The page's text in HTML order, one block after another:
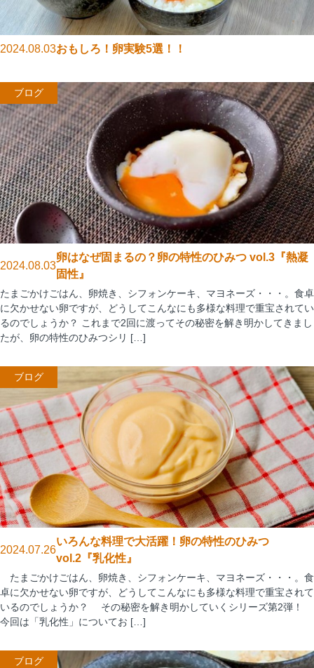
2024.08.03おもしろ！卵実験5選！！
ブログ
2024.08.03
卵はなぜ固まるの？卵の特性のひみつ vol.3『熱凝
固性』
たまごかけごはん、卵焼き、シフォンケーキ、マヨネーズ・・・。食卓
に欠かせない卵ですが、どうしてこんなにも多様な料理で重宝されてい
るのでしょうか？ これまで2回に渡ってその秘密を解き明かしてきまし
たが、卵の特性のひみつシリ […]
ブログ
2024.07.26
いろんな料理で大活躍！卵の特性のひみつ
vol.2『乳化性』
たまごかけごはん、卵焼き、シフォンケーキ、マヨネーズ・・・。食
卓に欠かせない卵ですが、どうしてこんなにも多様な料理で重宝されて
いるのでしょうか？ その秘密を解き明かしていくシリーズ第2弾！
今回は「乳化性」についてお […]
ブログ